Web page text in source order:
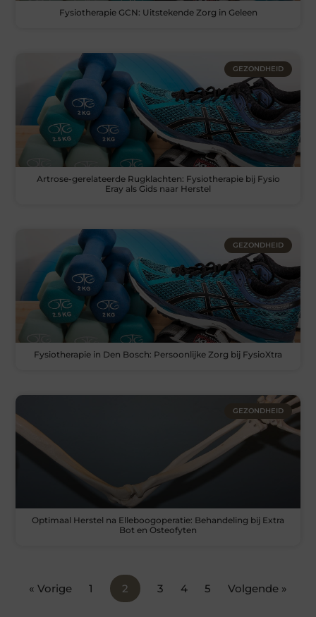
Fysiotherapie GCN: Uitstekende Zorg in Geleen
GEZONDHEID
Artrose-gerelateerde Rugklachten: Fysiotherapie bij Fysio
Eray als Gids naar Herstel
GEZONDHEID
Fysiotherapie in Den Bosch: Persoonlijke Zorg bij FysioXtra
GEZONDHEID
Optimaal Herstel na Elleboogoperatie: Behandeling bij Extra
Bot en Osteofyten
« Vorige 1 2 3 4 5 Volgende »